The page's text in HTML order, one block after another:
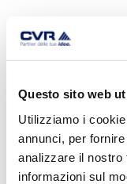
Questo sito web
Utilizziamo i
annunci, per
analizzare il nostro
informazioni sul